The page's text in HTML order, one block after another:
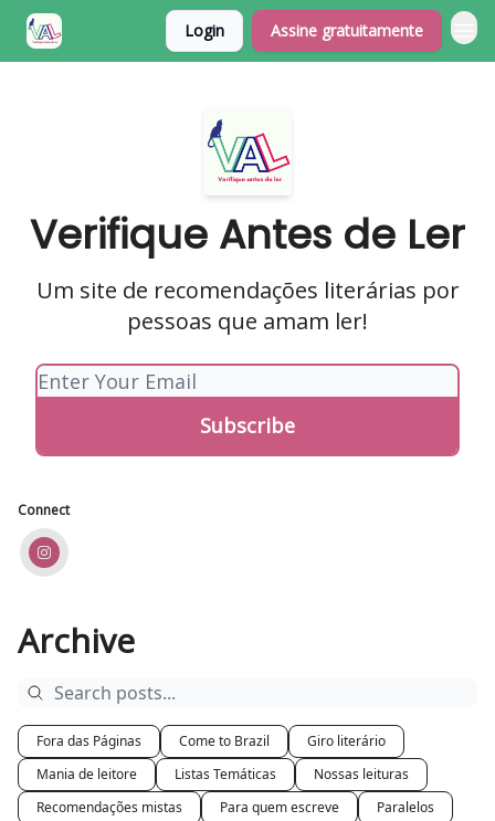
Login Assine gratuitamente
Verifique Antes de Ler
Um site de recomendações literárias por
pessoas que amam ler!
Connect
Archive
Fora das Páginas Come to Brazil
Giro literário
Mania de leitore
Listas Temáticas
Nossas leituras
Recomendações mistas
Para quem escreve Paralelos